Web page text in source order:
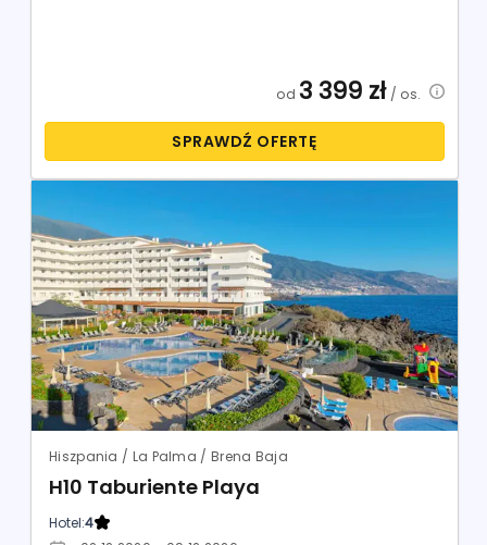
od 3 399 zł/ os.
SPRAWDŹ OFERTĘ
Hiszpania / La Palma / Brena Baja
H10 Taburiente Playa
Hotel:4